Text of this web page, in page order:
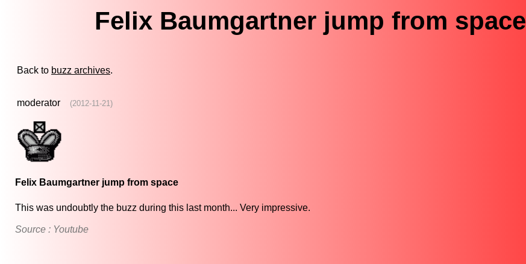
Felix Baumgartner jump from space
Back to buzz archives.
moderator (2012-11-21)
Felix Baumgartner jump from space
This was undoubtly the buzz during this last month... Very impressive.
Source : Youtube